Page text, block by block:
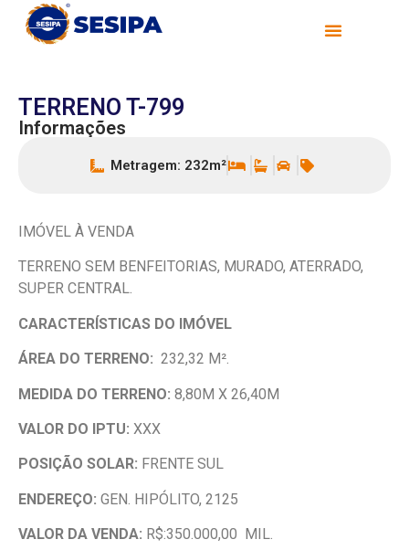
TERRENO T-799
Informações
Metragem: 232m²
IMÓVEL À VENDA
TERRENO SEM BENFEITORIAS, MURADO, ATERRADO,
SUPER CENTRAL.
CARACTERÍSTICAS DO IMÓVEL
ÁREA DO TERRENO: 232,32 M².
MEDIDA DO TERRENO: 8,80M X 26,40M
VALOR DO IPTU: XXX
POSIÇÃO SOLAR: FRENTE SUL
ENDEREÇO: GEN. HIPÓLITO, 2125
VALOR DA VENDA: R$:350.000,00 MIL.